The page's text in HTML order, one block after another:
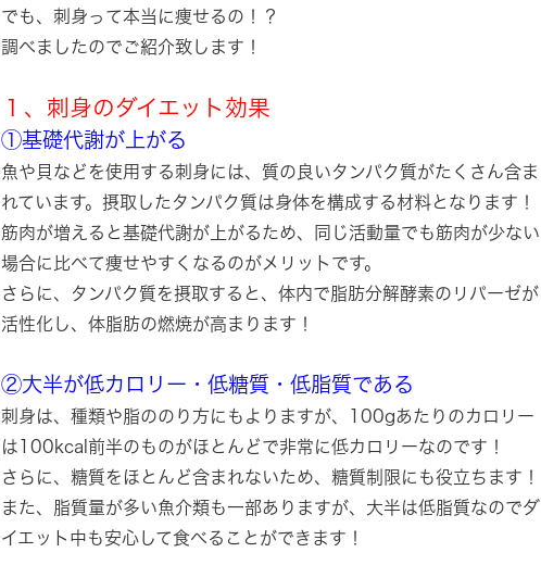
でも、刺身って本当に痩せるの！？
調べましたのでご紹介致します！
１、刺身のダイエット効果
①基礎代謝が上がる
魚や貝などを使用する刺身には、質の良いタンパク質がたくさん含ま
れています。摂取したタンパク質は身体を構成する材料となります！
筋肉が増えると基礎代謝が上がるため、同じ活動量でも筋肉が少ない
場合に比べて痩せやすくなるのがメリットです。
さらに、タンパク質を摂取すると、体内で脂肪分解酵素のリパーゼが
活性化し、体脂肪の燃焼が高まります！
②大半が低カロリー・低糖質・低脂質である
刺身は、種類や脂ののり方にもよりますが、100gあたりのカロリー
は100kcal前半のものがほとんどで非常に低カロリーなのです！
さらに、糖質をほとんど含まれないため、糖質制限にも役立ちます！
また、脂質量が多い魚介類も一部ありますが、大半は低脂質なのでダ
イエット中も安心して食べることができます！